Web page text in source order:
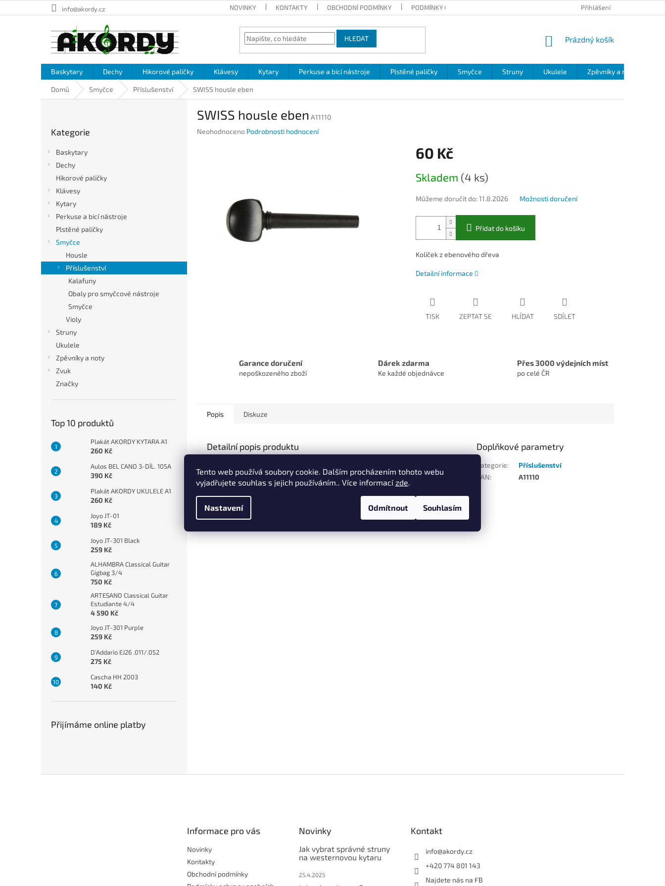
Tento web používá soubory cookie. Dalším procházením tohoto webu
vyjadřujete souhlas s jejich používáním.. Více informacízde
Nastavení Odmítnout Souhlasím
na
info@akordy.cz NOVINKY KONTAKTY OBCHODNÍ PODMÍNKY PODMÍNKY OCHRANY OSOBNÍCH ÚDAJŮ Přihlášení
HLEDAT
NÁKUPNÍ
Prázdný košík
Baskytary Dechy Hikorové paličky Klávesy Kytary Perkuse a bicí nástroje Plstěné paličky Smyčce Struny Ukulele Zpěvníky a noty
Domů Smyčce Příslušenství SWISS housle eben
kategorie
Kategorie
Baskytary
Dechy
Hikorové paličky
Klávesy
Kytary
Perkuse a bicí nástroje
Plstěné paličky
Smyčce
Housle
Příslušenství
Kalafuny
Obaly pro smyčcové nástroje
Smyčce
Violy
Struny
Ukulele
Zpěvníky a noty
Zvuk
Značky
Top 10 produktů
Plakát AKORDY KYTARA A1
260 Kč
Aulos BEL CANO 3-DÍL. 105A
390 Kč
Plakát AKORDY UKULELE A1
260 Kč
Joyo JT-01
189 Kč
Joyo JT-301 Black
259 Kč
ALHAMBRA Classical Guitar
Gigbag 3/4
750 Kč
ARTESANO Classical Guitar
Estudiante 4/4
4 590 Kč
Joyo JT-301 Purple
259 Kč
D’Addario EJ26 .011/.052
275 Kč
Cascha HH 2003
140 Kč
Přijímáme online platby
SWISS housle eben A11110
Průměrné
Neohodnoceno Podrobnosti hodnocení
60 Kč
cena:
Skladem (4 ks)
Můžeme doručit do: 11.8.2026 Možnosti doručení
Přidat do košíku
Kolíček z ebenového dřeva
Detailní informace
TISK ZEPTAT SE HLÍDAT SDÍLET
Garance doručení
nepoškozeného zboží
Dárek zdarma
Ke každé objednávce
Přes 3000 výdejních míst
po celé ČR
Popis Diskuze
Detailní popis produktu Doplňkové parametry
Kategorie:
Příslušenství
EAN: A11110
Informace pro vás
Novinky
Kontakty
Obchodní podmínky
Novinky
Jak vybrat správné struny
na westernovou kytaru
25.4.2025
Kontakt
info@akordy.cz
+420 774 801 143
Najdete nás na FB